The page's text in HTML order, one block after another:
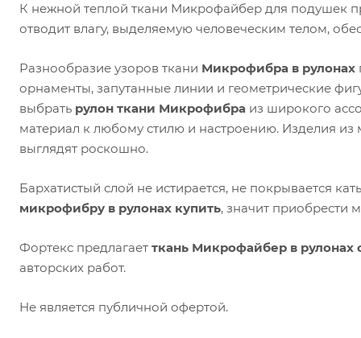
К нежной теплой ткани Микрофайбер для подушек
отводит влагу, выделяемую человеческим телом,
Разнообразие узоров ткани Микрофибра в рулонах
орнаменты, запутанные линии и геометрические
выбрать рулон ткани Микрофибра из широкого
материал к любому стилю и настроению. Изделия
выглядят роскошно.
Бархатистый слой не истирается, не покрывается
микрофибру в рулонах купить, значит приобрести
Фортекс предлагает ткань Микрофайбер в рулонах
авторских работ.
Не является публичной офертой.